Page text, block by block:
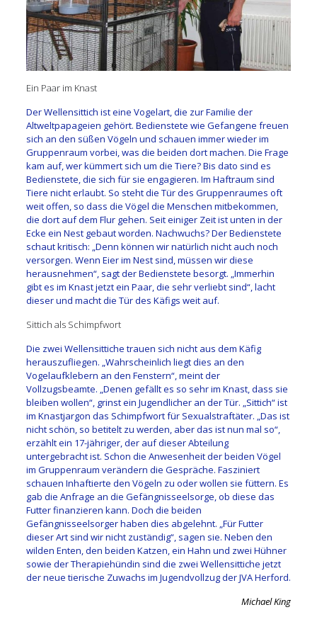
Ein Paar im Knast
Der Wellensittich ist eine Vogelart, die zur Familie der
Altweltpapageien gehört. Bedienstete wie Gefangene freuen
sich an den süßen Vögeln und schauen immer wieder im
Gruppenraum vorbei, was die beiden dort machen. Die Frage
kam auf, wer kümmert sich um die Tiere? Bis dato sind es
Bedienstete, die sich für sie engagieren. Im Haftraum sind
Tiere nicht erlaubt. So steht die Tür des Gruppenraumes oft
weit offen, so dass die Vögel die Menschen mitbekommen,
die dort auf dem Flur gehen. Seit einiger Zeit ist unten in der
Ecke ein Nest gebaut worden. Nachwuchs? Der Bedienstete
schaut kritisch: „Denn können wir natürlich nicht auch noch
versorgen. Wenn Eier im Nest sind, müssen wir diese
herausnehmen“, sagt der Bedienstete besorgt. „Immerhin
gibt es im Knast jetzt ein Paar, die sehr verliebt sind“, lacht
dieser und macht die Tür des Käfigs weit auf.
Sittich als Schimpfwort
Die zwei Wellensittiche trauen sich nicht aus dem Käfig
herauszufliegen. „Wahrscheinlich liegt dies an den
Vogelaufklebern an den Fenstern“, meint der
Vollzugsbeamte. „Denen gefällt es so sehr im Knast, dass sie
bleiben wollen“, grinst ein Jugendlicher an der Tür. „Sittich“ ist
im Knastjargon das Schimpfwort für Sexualstraftäter. „Das ist
nicht schön, so betitelt zu werden, aber das ist nun mal so“,
erzählt ein 17-jähriger, der auf dieser Abteilung
untergebracht ist. Schon die Anwesenheit der beiden Vögel
im Gruppenraum verändern die Gespräche. Fasziniert
schauen Inhaftierte den Vögeln zu oder wollen sie füttern. Es
gab die Anfrage an die Gefängnisseelsorge, ob diese das
Futter finanzieren kann. Doch die beiden
Gefängnisseelsorger haben dies abgelehnt. „Für Futter
dieser Art sind wir nicht zuständig“, sagen sie. Neben den
wilden Enten, den beiden Katzen, ein Hahn und zwei Hühner
sowie der Therapiehündin sind die zwei Wellensittiche jetzt
der neue tierische Zuwachs im Jugendvollzug der JVA Herford.
Michael King